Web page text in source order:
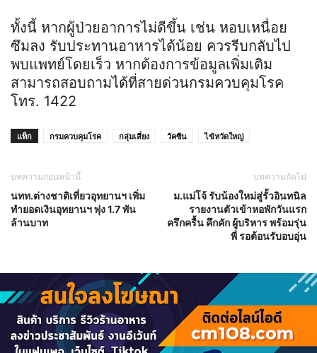
ทั้งนี้ หากผู้ป่วยอาการไม่ดีขึ้น เช่น หอบเหนื่อย
ซึมลง รับประทานอาหารได้น้อย ควรรีบกลับไป
พบแพทย์โดยเร็ว หากต้องการข้อมูลเพิ่มเติม
สามารถสอบถามได้ที่สายด่วนกรมควบคุมโรค
โทร. 1422
แท็ก กรมควบคุมโรค กลุ่มเสี่ยง วัคซีน ไข้หวัดใหญ่
บทความก่อนหน้านี้
นทท.ต่างชาติเที่ยวอุทยานฯ เพิ่ม
ทำยอดเงินอุทยานฯ พุ่ง 1.7 พัน
ล้านบาท
บทความถัดไป
ม.แม่โจ้ รับน้องใหม่สู่รั้วอินทนิล
รายงานตัวเข้าหอพักวันแรก
ครึกครื้น คึกคัก ผู้บริหาร พร้อมรุ่น
พี่ รอต้อนรับอบอุ่น